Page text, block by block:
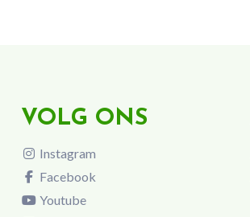
VOLG ONS
Instagram
Facebook
Youtube